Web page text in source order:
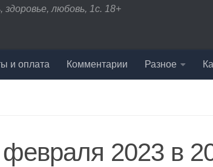
любовь, 1с. 18+
и оплата Комментарии Разное
2023 в